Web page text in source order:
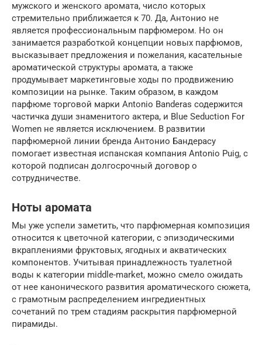
мужского и женского аромата, число которых
стремительно приближается к 70. Да, Антонио не
является профессиональным парфюмером. Но он
занимается разработкой концепции новых парфюмов,
высказывает предложения и пожелания, касательные
ароматической структуры аромата, а также
продумывает маркетинговые ходы по продвижению
композиции на рынке. Таким образом, в каждом
парфюме торговой марки Antonio Banderas содержится
частичка души знаменитого актера, и Blue Seduction For
Women не является исключением. В развитии
парфюмерной линии бренда Антонио Бандерасу
помогает известная испанская компания Antonio Puig, с
которой подписан долгосрочный договор о
сотрудничестве.
Ноты аромата
Мы уже успели заметить, что парфюмерная композиция
относится к цветочной категории, с эпизодическими
вкраплениями фруктовых, ягодных и акватических
компонентов. Учитывая принадлежность туалетной
воды к категории middle-market, можно смело ожидать
от нее канонического развития ароматического сюжета,
с грамотным распределением ингредиентных
сочетаний по трем стадиям раскрытия парфюмерной
пирамиды.